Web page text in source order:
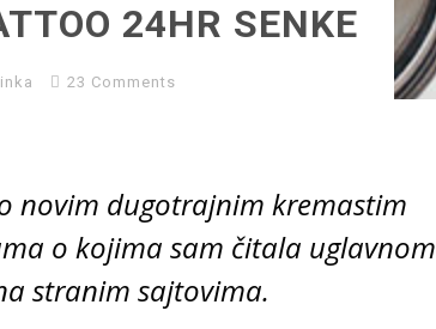
24HR SENKE
23 Comments
novim dugotrajnim kremastim
o kojima sam čitala uglavnom
stranim sajtovima.